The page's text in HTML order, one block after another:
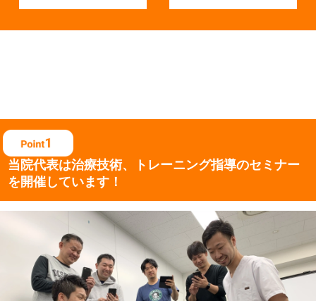
当院代表は治療技術、 トレーニング指導のセミナー
を開催しています！